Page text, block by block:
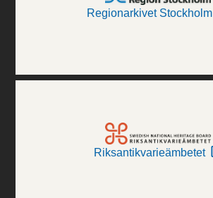
Regionarkivet Stockholm
Riksantikvarieämbetet